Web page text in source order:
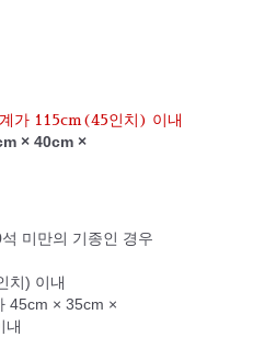
가 115cm(45인치) 이내
× 40cm ×
미만의 기종인 경우
치) 이내
45cm × 35cm ×
내